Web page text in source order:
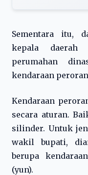
Sementara itu,
kepala
perumahan
kendaraan
Kendaraan
secara aturan.
silinder. Untuk
wakil bupati,
berupa
(yun).